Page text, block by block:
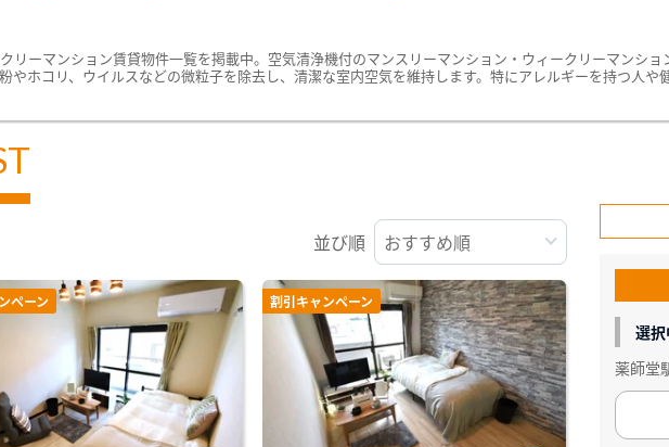
リーマンション賃貸物件一覧を掲載中。空気清浄機付のマンスリーマンション・ウィークリーマンシ
ホコリ、ウイルスなどの微粒子を除去し、清潔な室内空気を維持します。特にアレルギーを持つ人や
並び順
ペーン 割引キャンペーン
選
薬師堂